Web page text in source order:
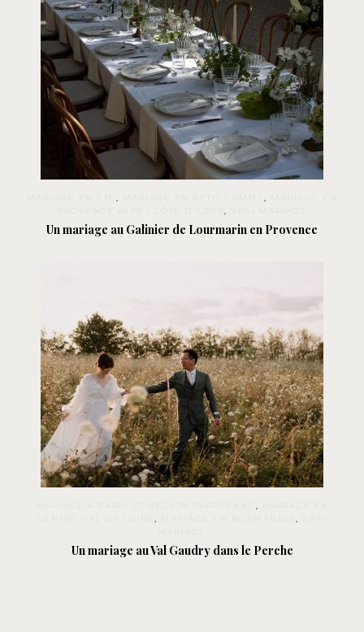
, MARIAGE EN PETIT COMITÉ,
,
Un mariage au Galinier de Lourmarin en Provence
,
CENTRE VAL DE LOIRE, MARIAGE EN NORMANDIE,
Un mariage au Val Gaudry dans le Perche